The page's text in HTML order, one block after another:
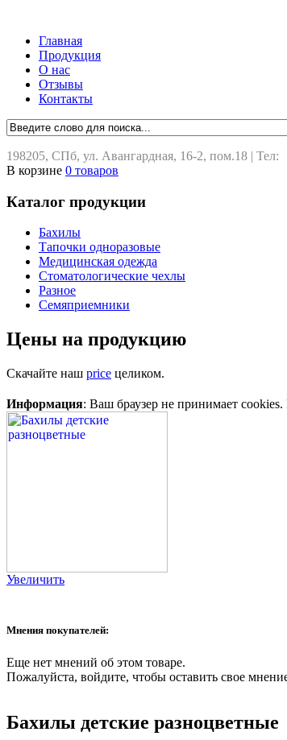
Главная
Продукция
О нас
Отзывы
Контакты
198205, СПб, ул. Авангардная, 16-2, пом.18 | Тел:
В корзине 0 товаров
Каталог продукции
Бахилы
Тапочки одноразовые
Медицинская одежда
Стоматологические чехлы
Разное
Семяприемники
Цены на продукцию
Скачайте наш price целиком.
Информация: Ваш браузер не принимает
Увеличить
Мнения покупателей:
Еще нет мнений об этом товаре.
Пожалуйста, войдите, чтобы оставить свое
Бахилы детские разноцветные